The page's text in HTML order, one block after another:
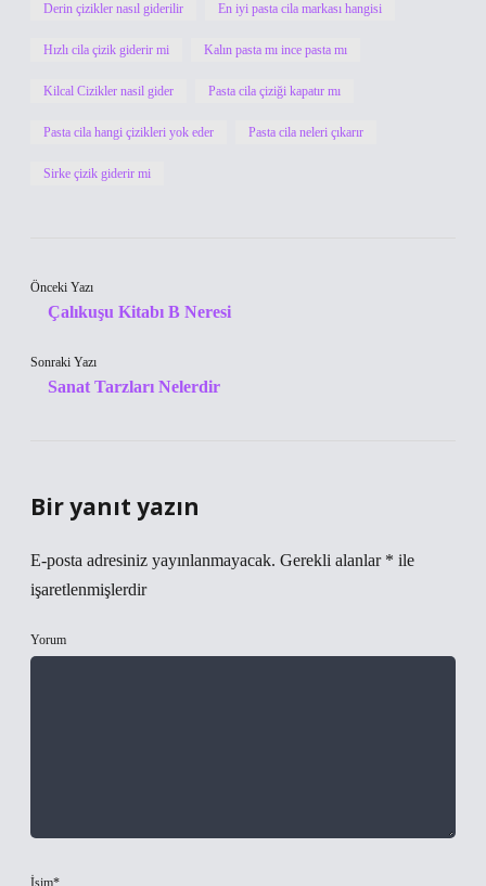
Derin çizikler nasıl giderilir En iyi pasta cila markası hangisi
Hızlı cila çizik giderir mi Kalın pasta mı ince pasta mı
Kilcal Cizikler nasil gider Pasta cila çiziği kapatır mı
Pasta cila hangi çizikleri yok eder Pasta cila neleri çıkarır
Sirke çizik giderir mi
Önceki Yazı
Çalıkuşu Kitabı B Neresi
Sonraki Yazı
Sanat Tarzları Nelerdir
Bir yanıt yazın
E-posta adresiniz yayınlanmayacak. Gerekli alanlar * ile
işaretlenmişlerdir
Yorum
İsim*